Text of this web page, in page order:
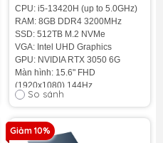
15.6 inch FHD IPS 144Hz)
CPU: i5-13420H (up to 5.0GHz)
RAM: 8GB DDR4 3200MHz
SSD: 512TB M.2 NVMe
VGA: Intel UHD Graphics
GPU: NVIDIA RTX 3050 6G
Màn hình: 15.6" FHD
(1920x1080) 144Hz
Cân nặng: 2.29Kg
Pin: 3-cell, 41Wh
So sánh
Giảm 10%